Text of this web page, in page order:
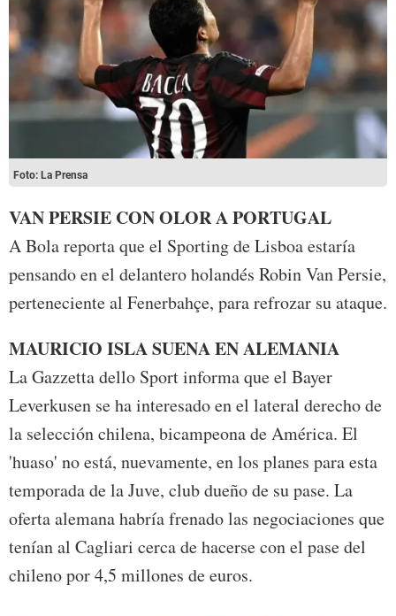
Foto: La Prensa
VAN PERSIE CON OLOR A PORTUGAL
A Bola reporta que el Sporting de Lisboa estaría
pensando en el delantero holandés Robin Van Persie,
perteneciente al Fenerbahçe, para refrozar su ataque.
MAURICIO ISLA SUENA EN ALEMANIA
La Gazzetta dello Sport informa que el Bayer
Leverkusen se ha interesado en el lateral derecho de
la selección chilena, bicampeona de América. El
'huaso' no está, nuevamente, en los planes para esta
temporada de la Juve, club dueño de su pase. La
oferta alemana habría frenado las negociaciones que
tenían al Cagliari cerca de hacerse con el pase del
chileno por 4,5 millones de euros.